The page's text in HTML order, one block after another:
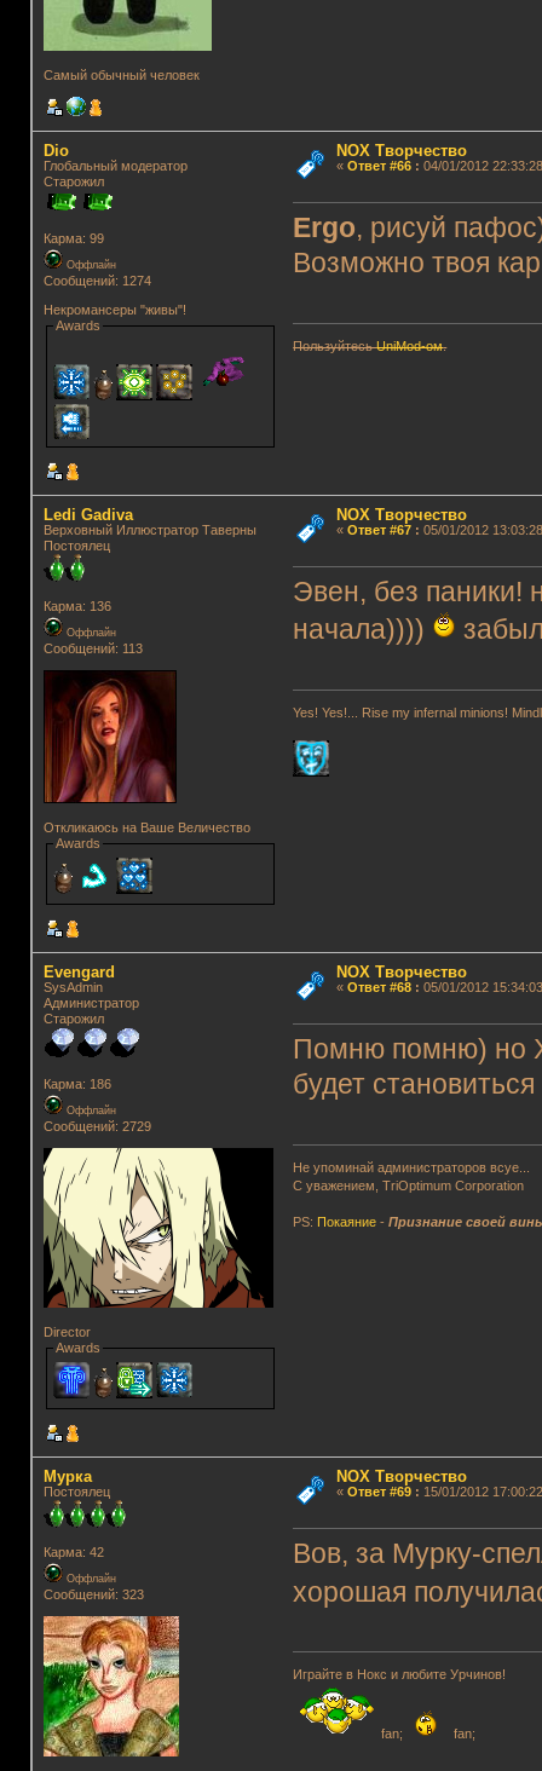
Самый обычный человек
Dio
Глобальный модератор
Старожил
Карма: 99
Оффлайн
Сообщений: 1274
Некромансеры "живы"!
Awards
NOX Творчество
« Ответ #66: 04/01/2012
Ergo, рисуй
Возможно твоя
ПользуйтесьUniMod-ом.
Ledi Gadiva
Верховный Иллюстратор Таверны
Постоялец
Карма: 136
Оффлайн
Сообщений: 113
Откликаюсь на Ваше Величество
Awards
NOX Творчество
« Ответ #67: 05/01/2012
Эвен, без паники!
начала))))
Yes! Yes!... Rise my infernal minions!
Evengard
SysAdmin
Администратор
Старожил
Карма: 186
Оффлайн
Сообщений: 2729
Director
Awards
NOX Творчество
« Ответ #68: 05/01/2012
Помню помню) но
будет
Не упоминай администраторов всуе...
С уважением, TriOptimum Corporation
PS: Покаяние -Признание своей
Мурка
Постоялец
Карма: 42
Оффлайн
Сообщений: 323
NOX Творчество
« Ответ #69: 15/01/2012
Вов, за Мурку-
хорошая
Играйте в Нокс и любите Урчинов!
fan; fan;